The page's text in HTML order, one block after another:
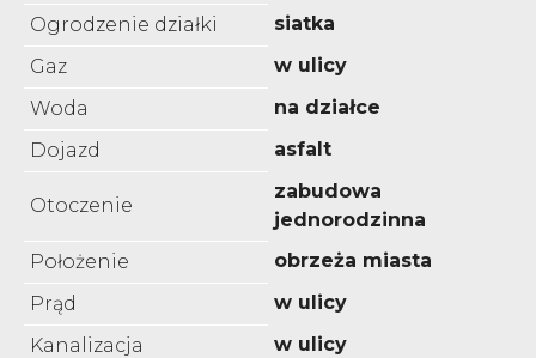
Ogrodzenie działki
siatka
Gaz
w ulicy
Woda
na działce
Dojazd
asfalt
Otoczenie
zabudowa
jednorodzinna
Położenie
obrzeża miasta
Prąd
w ulicy
Kanalizacja
w ulicy